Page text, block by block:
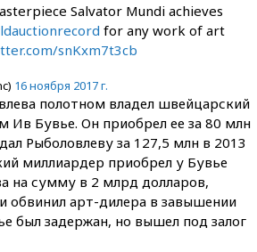
Salvator Mundi achieves
for any work of art
snKxm7t3cb
16 ноября 2017 г.
полотном владел швейцарский
Ив Бувье. Он приобрел ее за 80 млн
Рыболовлеву за 127,5 млн в 2013
миллиардер приобрел у Бувье
на сумму в 2 млрд долларов,
обвинил арт-дилера в завышении
был задержан, но вышел под залог